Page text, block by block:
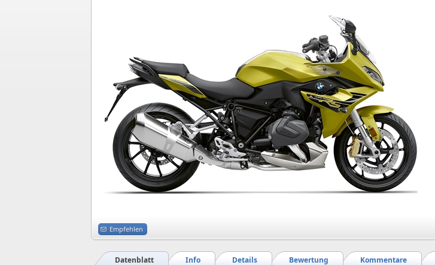
Empfehlen
Kommentare
Bewertung
Details
Info
Datenblatt